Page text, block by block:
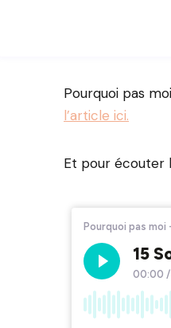
Pourquoi pas
l’article ici.
Et pour écouter